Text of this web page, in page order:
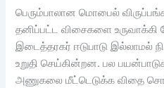
பெரும்பாலான மொபைல்
தனிப்பட்ட விசைகளை
இடைத்தரகர் ஈடுபாடு இல்லாமல்
உறுதி செய்கின்றன. பல
அணுகலை மீட்டெடுக்க விதை